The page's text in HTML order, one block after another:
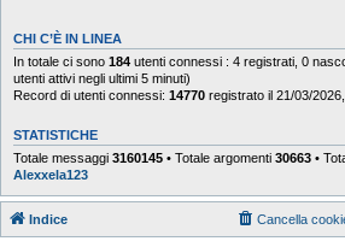
CHI C’È IN LINEA
In totale ci sono 184 utenti connessi : 4 registrati, 0
utenti attivi negli ultimi 5 minuti)
Record di utenti connessi: 14770 registrato il 21/03/
STATISTICHE
Totale messaggi 3160145 • Totale argomenti 30663 •
Alexxela123
Indice Cancella